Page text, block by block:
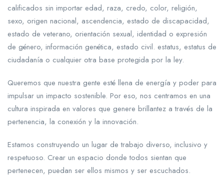
calificados sin importar edad, raza, credo, color, religión,
sexo, origen nacional, ascendencia, estado de discapacidad,
estado de veterano, orientación sexual, identidad o expresión
de género, información genética, estado civil. estatus, estatus de
ciudadanía o cualquier otra base protegida por la ley.
Queremos que nuestra gente esté llena de energía y poder para
impulsar un impacto sostenible. Por eso, nos centramos en una
cultura inspirada en valores que genere brillantez a través de la
pertenencia, la conexión y la innovación.
Estamos construyendo un lugar de trabajo diverso, inclusivo y
respetuoso. Crear un espacio donde todos sientan que
pertenecen, puedan ser ellos mismos y ser escuchados.